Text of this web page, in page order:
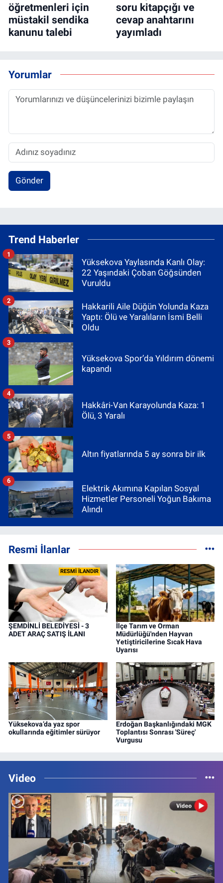
öğretmenleri için
müstakil sendika
kanunu talebi
soru kitapçığı ve
cevap anahtarını
yayımladı
Yorumlar
Gönder
Trend Haberler
Yüksekova Yaylasında Kanlı Olay:
22 Yaşındaki Çoban Göğsünden
Vuruldu
1
Hakkarili Aile Düğün Yolunda Kaza
Yaptı: Ölü ve Yaralıların İsmi Belli
Oldu
2
Yüksekova Spor’da Yıldırım dönemi
kapandı
3
Hakkâri-Van Karayolunda Kaza: 1
Ölü, 3 Yaralı
4
Altın fiyatlarında 5 ay sonra bir ilk
5
Elektrik Akımına Kapılan Sosyal
Hizmetler Personeli Yoğun Bakıma
Alındı
6
Resmi İlanlar
RESMİ İLANDIR
ŞEMDİNLİ BELEDİYESİ - 3
ADET ARAÇ SATIŞ İLANI
İlçe Tarım ve Orman
Müdürlüğü'nden Hayvan
Yetiştiricilerine Sıcak Hava
Uyarısı
Yüksekova’da yaz spor
okullarında eğitimler sürüyor
Erdoğan Başkanlığındaki MGK
Toplantısı Sonrası 'Süreç'
Vurgusu
Video